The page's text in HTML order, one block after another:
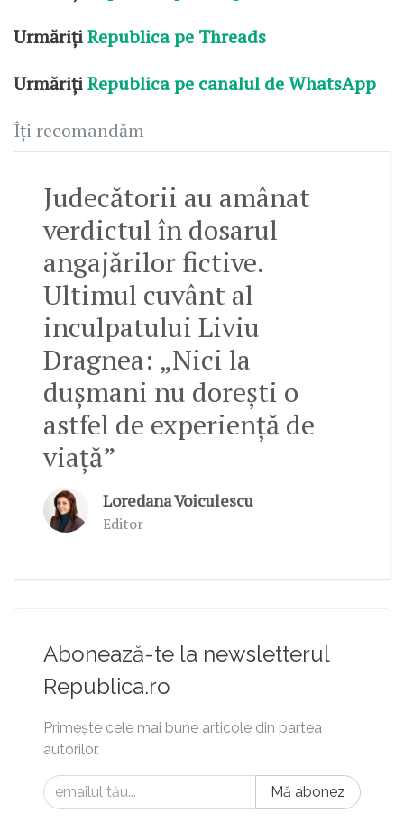
UrmărițiRepublica pe Threads
UrmărițiRepublica pe canalul de WhatsApp
Îți recomandăm
Judecătorii au amânat
verdictul în dosarul
angajărilor fictive.
Ultimul cuvânt al
inculpatului Liviu
Dragnea: „Nici la
dușmani nu dorești o
astfel de experiență de
viață”
Loredana Voiculescu
Editor
Abonează-te la newsletterul
Republica.ro
Primește cele mai bune articole din partea
autorilor.
Mă abonez